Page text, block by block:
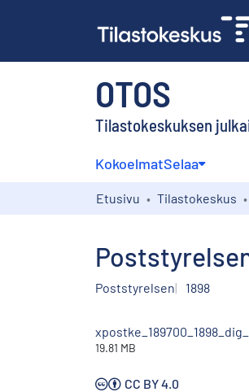
OTOS
Tilastokeskuksen
KokoelmatSelaa
Etusivu Tilastokeskus
Poststyrelsen 1898
19.81 MB
CC BY 4.0